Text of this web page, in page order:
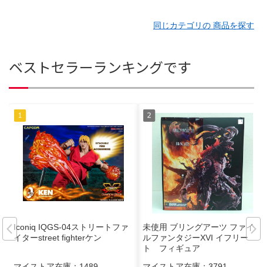
同じカテゴリの 商品を探す
ベストセラーランキングです
Iconiq IQGS-04ストリートファ
イターstreet fighterケン
未使用 ブリングアーツ ファイナ
ルファンタジーXVI イフリー
ト フィギュア